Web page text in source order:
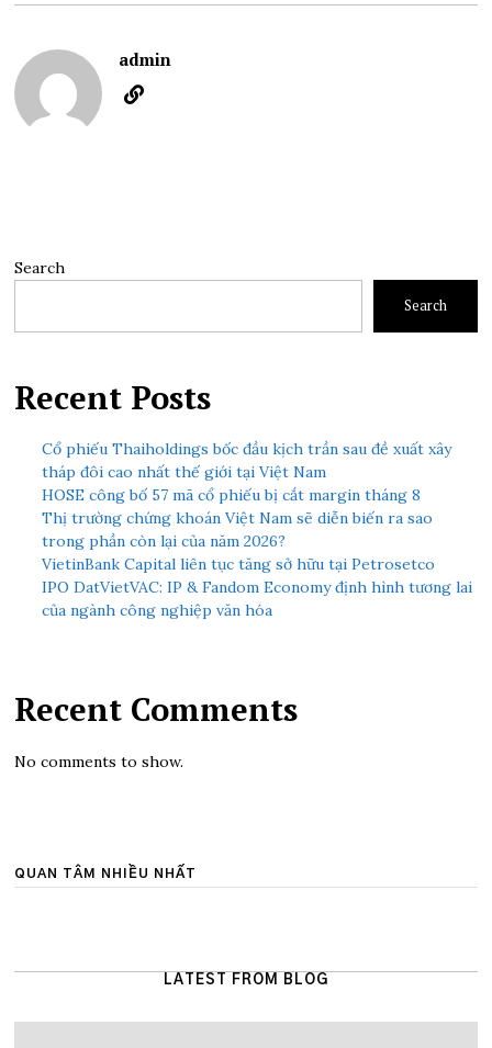
admin
Search
Search
Recent Posts
Cổ phiếu Thaiholdings bốc đầu kịch trần sau đề xuất xây
tháp đôi cao nhất thế giới tại Việt Nam
HOSE công bố 57 mã cổ phiếu bị cắt margin tháng 8
Thị trường chứng khoán Việt Nam sẽ diễn biến ra sao
trong phần còn lại của năm 2026?
VietinBank Capital liên tục tăng sở hữu tại Petrosetco
IPO DatVietVAC: IP & Fandom Economy định hình tương lai
của ngành công nghiệp văn hóa
Recent Comments
No comments to show.
QUAN TÂM NHIỀU NHẤT
LATEST FROM BLOG